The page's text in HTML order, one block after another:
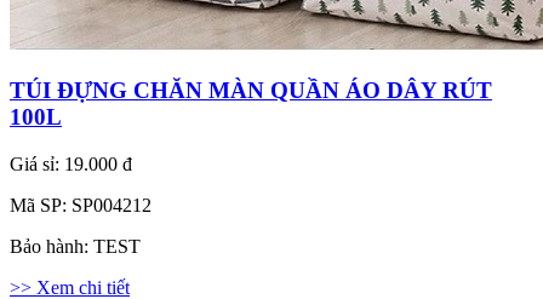
TÚI ĐỰNG CHĂN MÀN QUẦN ÁO DÂY RÚT
100L
Giá sỉ: 19.000 đ
Mã SP: SP004212
Bảo hành: TEST
>> Xem chi tiết